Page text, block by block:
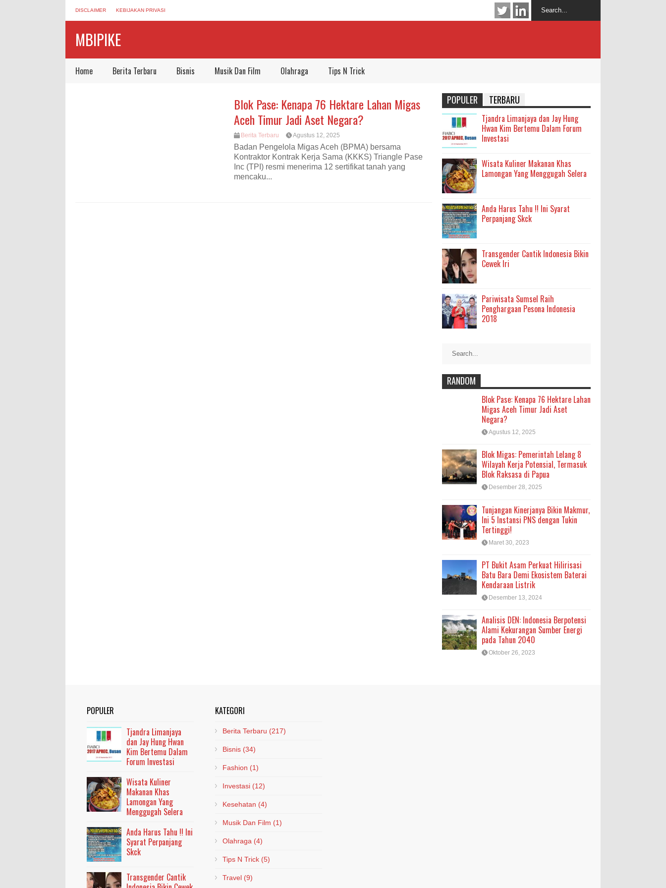
DISCLAIMER KEBIJAKAN PRIVASI
MBIPIKE
Home Berita Terbaru Bisnis Musik Dan Film Olahraga Tips N Trick
Blok Pase: Kenapa 76 Hektare Lahan Migas
Aceh Timur Jadi Aset Negara?
Berita Terbaru Agustus 12, 2025
Badan Pengelola Migas Aceh (BPMA) bersama
Kontraktor Kontrak Kerja Sama (KKKS) Triangle Pase
Inc (TPI) resmi menerima 12 sertifikat tanah yang
mencaku...
POPULER TERBARU
Tjandra Limanjaya dan Jay Hung
Hwan Kim Bertemu Dalam Forum
Investasi
Wisata Kuliner Makanan Khas
Lamongan Yang Menggugah Selera
Anda Harus Tahu !! Ini Syarat
Perpanjang Skck
Transgender Cantik Indonesia Bikin
Cewek Iri
Pariwisata Sumsel Raih
Penghargaan Pesona Indonesia
2018
RANDOM
Blok Pase: Kenapa 76 Hektare Lahan
Migas Aceh Timur Jadi Aset
Negara?
Agustus 12, 2025
Blok Migas: Pemerintah Lelang 8
Wilayah Kerja Potensial, Termasuk
Blok Raksasa di Papua
Desember 28, 2025
Tunjangan Kinerjanya Bikin Makmur,
Ini 5 Instansi PNS dengan Tukin
Tertinggi!
Maret 30, 2023
PT Bukit Asam Perkuat Hilirisasi
Batu Bara Demi Ekosistem Baterai
Kendaraan Listrik
Desember 13, 2024
Analisis DEN: Indonesia Berpotensi
Alami Kekurangan Sumber Energi
pada Tahun 2040
Oktober 26, 2023
POPULER
Tjandra Limanjaya
dan Jay Hung Hwan
Kim Bertemu Dalam
Forum Investasi
Wisata Kuliner
Makanan Khas
Lamongan Yang
Menggugah Selera
Anda Harus Tahu !! Ini
Syarat Perpanjang
Skck
Transgender Cantik
KATEGORI
Berita Terbaru (217)
Bisnis (34)
Fashion (1)
Investasi (12)
Kesehatan (4)
Musik Dan Film (1)
Olahraga (4)
Tips N Trick (5)
Travel (9)